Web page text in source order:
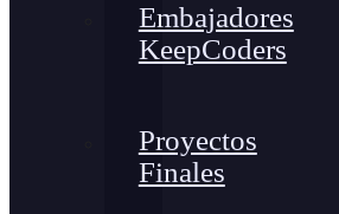
Embajadores
KeepCoders
Proyectos
Finales